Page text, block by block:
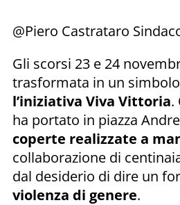
@Piero Castrataro
Gli scorsi 23 e 24
trasformata in un
l’iniziativa Viva Vittoria.
ha portato in piazza
coperte realizzate a
collaborazione di
dal desiderio di dire un
violenza di genere.